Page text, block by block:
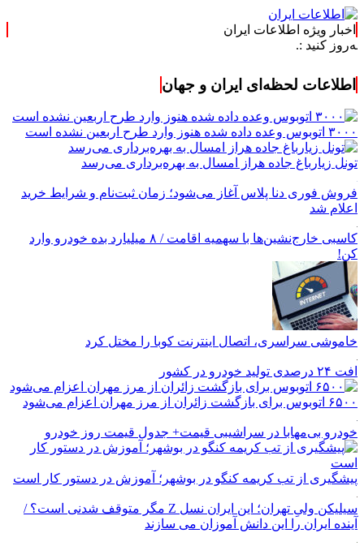
اخبار ویژه اطلاعات ایران
:.
اطلاعات لحظه‌ای ایران و جهان
۳۰۰۰ اتوبوس وعده داده شده هنوز وارد طرح اربعین نشده است
تونل زیارباغ جاده هراز امسال به بهره‌برداری می‌رسد
فروش فوری دنا پلاس آغاز می‌شود؛ زمان ثبت‌نام و شرایط خرید
اعلام شد
کاسبی خارج‌نشین‌ها با سهمیه اقامت / ۸ میلیارد بده خودرو وارد
کن!
خاموشی سراسری، اتصال اینترنت کوبا را مختل کرد
افت ۲۴ درصدی تولید خودرو در کشور
۶۵۰۰ اتوبوس برای بازگشت زائران از مرز مهران اعزام می‌شود
خودرو بی‌مهابا در سراشیبی قیمت+ جدول قیمت روز خودرو
پیشگیری از تب کریمه کنگو در بوشهر؛ آموزش در دستور کار است
سیلیکن ولیِ تهران؛ این ایران نسل Z مگر متوقف شدنی است؟ /
آینده ایران را این دانش آموزان می سازند